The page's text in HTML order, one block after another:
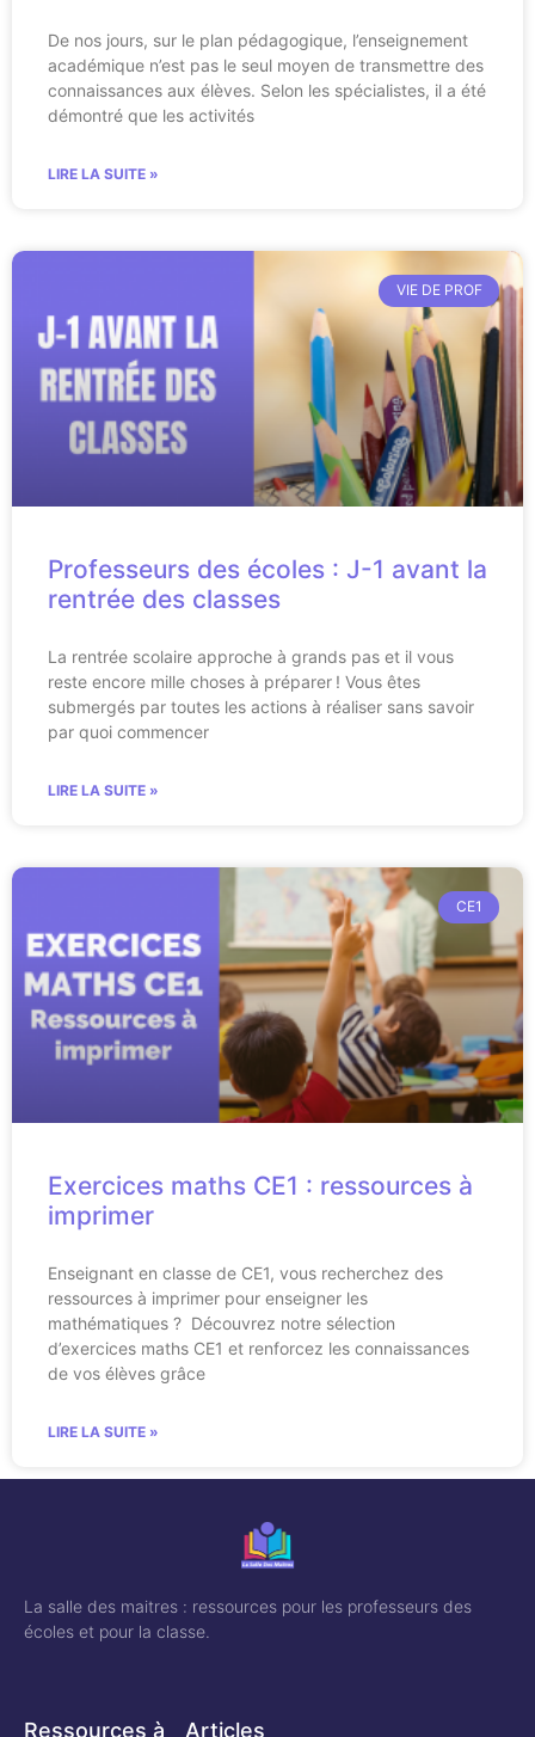
De nos jours, sur le plan pédagogique, l’enseignement
académique n’est pas le seul moyen de transmettre des
connaissances aux élèves. Selon les spécialistes, il a été
démontré que les activités
LIRE LA SUITE »
VIE DE PROF
Professeurs des écoles : J-1 avant la
rentrée des classes
La rentrée scolaire approche à grands pas et il vous
reste encore mille choses à préparer ! Vous êtes
submergés par toutes les actions à réaliser sans savoir
par quoi commencer
LIRE LA SUITE »
CE1
Exercices maths CE1 : ressources à
imprimer
Enseignant en classe de CE1, vous recherchez des
ressources à imprimer pour enseigner les
mathématiques ? Découvrez notre sélection
d’exercices maths CE1 et renforcez les connaissances
de vos élèves grâce
LIRE LA SUITE »
La salle des maitres : ressources pour les professeurs des
écoles et pour la classe.
Ressources à Articles